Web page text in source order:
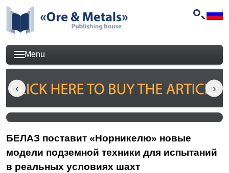
Menu
БЕЛАЗ поставит «Норникелю» новые
модели подземной техники для испытаний
в реальных условиях шахт